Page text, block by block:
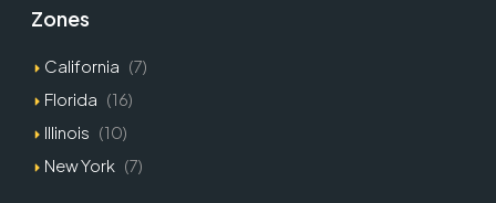
Zones
California (7)
Florida (16)
Illinois (10)
New York (7)